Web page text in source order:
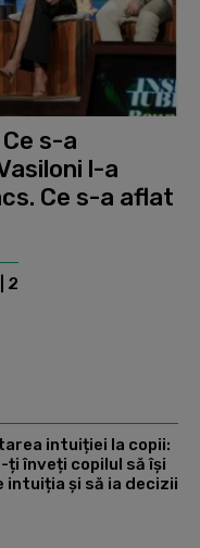
s-a
l-a
Ce s-a aflat
2
intuiției la copii:
ți înveți copilul să își
intuiția și să ia decizii